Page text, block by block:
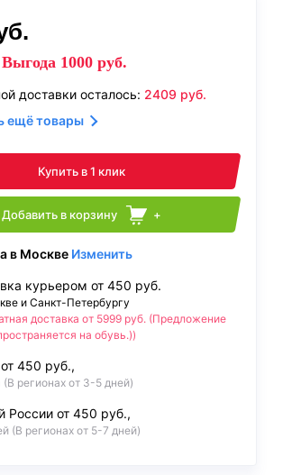
Выгода 1000 руб.
доставки осталось: 2409 руб.
ещё товары
Купить в 1 клик
Добавить в корзину +
в Москве Изменить
курьером от 450 руб.
и Санкт-Петербургу
доставка от 5999 руб. (Предложение
на обувь.))
450 руб.,
(В регионах от 3-5 дней)
России от 450 руб.,
(В регионах от 5-7 дней)